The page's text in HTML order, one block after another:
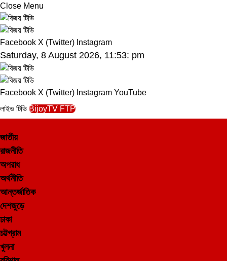
Close Menu
Facebook X (Twitter) Instagram
Saturday, 8 August 2026, 11:53: pm
Facebook X (Twitter) Instagram YouTube
লাইভ টিভি BijoyTV FTP
জাতীয়
রাজনীতি
অপরাধ
অর্থনীতি
আন্তর্জাতিক
দেশজুড়ে
ঢাকা
চট্টগ্রাম
খুলনা